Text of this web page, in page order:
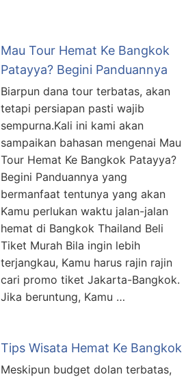
Mau Tour Hemat Ke Bangkok
Patayya? Begini Panduannya
Biarpun dana tour terbatas, akan
tetapi persiapan pasti wajib
sempurna.Kali ini kami akan
sampaikan bahasan mengenai Mau
Tour Hemat Ke Bangkok Patayya?
Begini Panduannya yang
bermanfaat tentunya yang akan
Kamu perlukan waktu jalan-jalan
hemat di Bangkok Thailand Beli
Tiket Murah Bila ingin lebih
terjangkau, Kamu harus rajin rajin
cari promo tiket Jakarta-Bangkok.
Jika beruntung, Kamu …
Tips Wisata Hemat Ke Bangkok
Meskipun budget dolan terbatas,